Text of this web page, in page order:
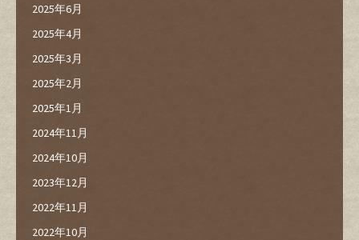
2025年6月
2025年4月
2025年3月
2025年2月
2025年1月
2024年11月
2024年10月
2023年12月
2022年11月
2022年10月